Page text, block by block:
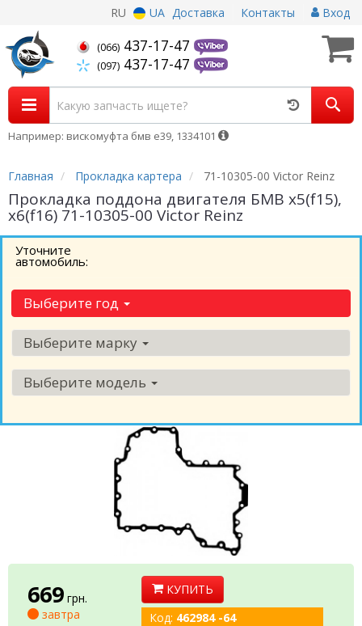
RU UA Доставка Контакты Вход
(066) 437-17-47
(097) 437-17-47
Например: вискомуфта бмв е39, 1334101
Главная Прокладка картера 71-10305-00 Victor Reinz
Прокладка поддона двигателя БМВ x5(f15),
x6(f16) 71-10305-00 Victor Reinz
Уточните
автомобиль:
Выберите год
Выберите марку
Выберите модель
669 грн.
завтра
КУПИТЬ
Код: 462984 -64